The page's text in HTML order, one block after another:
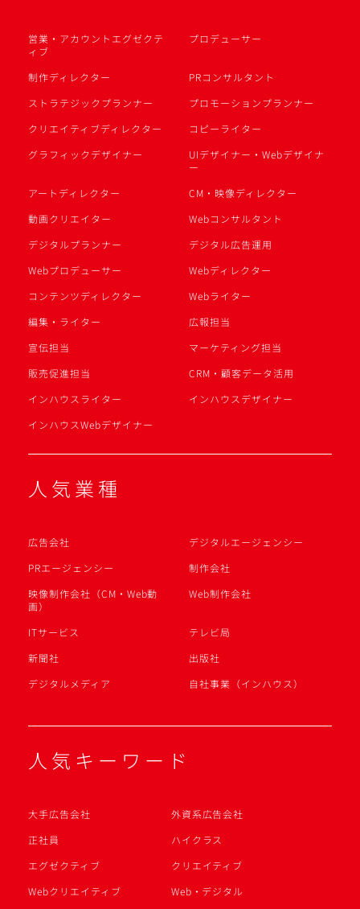
営業・アカウントエグゼクテ
ィブ
プロデューサー
制作ディレクター
PRコンサルタント
ストラテジックプランナー
プロモーションプランナー
クリエイティブディレクター
コピーライター
グラフィックデザイナー
UIデザイナー・Webデザイナ
ー
アートディレクター
CM・映像ディレクター
動画クリエイター
Webコンサルタント
デジタルプランナー
デジタル広告運用
Webプロデューサー
Webディレクター
コンテンツディレクター
Webライター
編集・ライター
広報担当
宣伝担当
マーケティング担当
販売促進担当
CRM・顧客データ活用
インハウスライター
インハウスデザイナー
インハウスWebデザイナー
人気業種
広告会社
デジタルエージェンシー
PRエージェンシー
制作会社
映像制作会社（CM・Web動
画）
Web制作会社
ITサービス
テレビ局
新聞社
出版社
デジタルメディア
自社事業（インハウス）
人気キーワード
大手広告会社
外資系広告会社
正社員
ハイクラス
エグゼクティブ
クリエイティブ
Webクリエイティブ
Web・デジタル